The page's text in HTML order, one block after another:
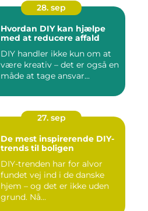
28. sep
Hvordan DIY kan hjælpe
med at reducere affald
DIY handler ikke kun om at
være kreativ – det er også en
måde at tage ansvar...
27. sep
De mest inspirerende DIY-
trends til boligen
DIY-trenden har for alvor
fundet vej ind i de danske
hjem – og det er ikke uden
grund. Nå...